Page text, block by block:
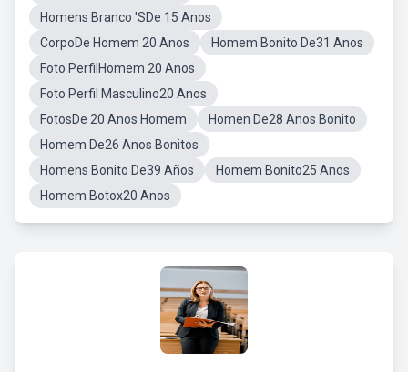
Homens Branco 'SDe 15 Anos
CorpoDe Homem 20 Anos
Homem Bonito De31 Anos
Foto PerfilHomem 20 Anos
Foto Perfil Masculino20 Anos
FotosDe 20 Anos Homem
Homen De28 Anos Bonito
Homem De26 Anos Bonitos
Homens Bonito De39 Años
Homem Bonito25 Anos
Homem Botox20 Anos